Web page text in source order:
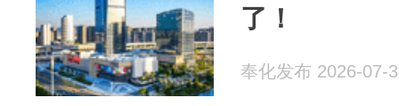
了！
奉化发布 2026-07-